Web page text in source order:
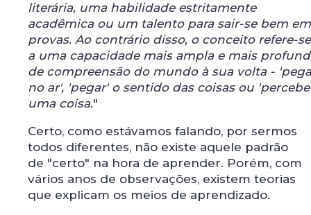
literária, uma habilidade estritamente
acadêmica ou um talento para sair-se bem em
provas. Ao contrário disso, o conceito refere-se
a uma capacidade mais ampla e mais
de compreensão do mundo à sua volta -
no ar', 'pegar' o sentido das coisas ou
uma coisa."
Certo, como estávamos falando, por sermos
todos diferentes, não existe aquele padrão
de "certo" na hora de aprender. Porém, com
vários anos de observações, existem teorias
que explicam os meios de aprendizado.